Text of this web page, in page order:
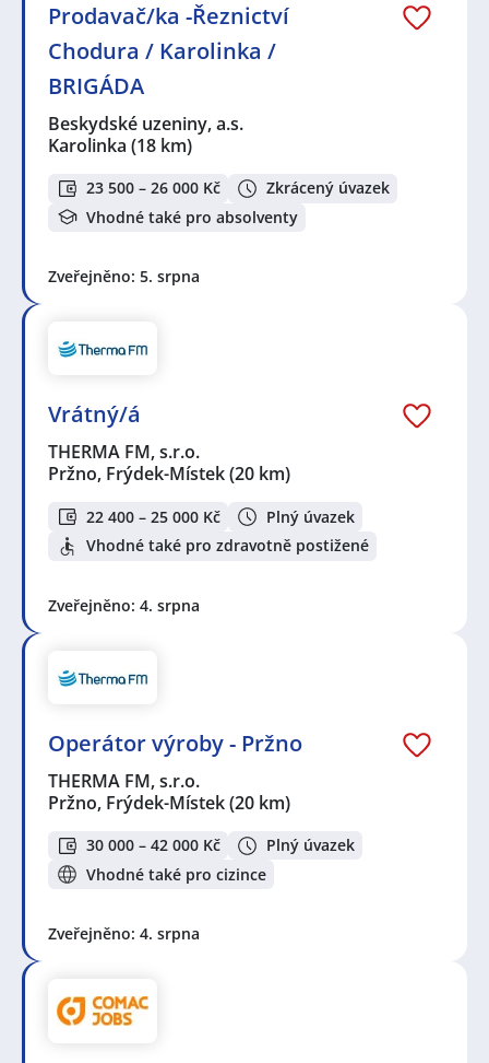
Prodavač/ka -Řeznictví
Chodura / Karolinka /
BRIGÁDA
Beskydské uzeniny, a.s.
Karolinka (18 km)
23 500 – 26 000 Kč
Zkrácený úvazek
Vhodné také pro absolventy
Zveřejněno: 5. srpna
Vrátný/á
THERMA FM, s.r.o.
Pržno, Frýdek-Místek(20 km)
22 400 – 25 000 Kč
Plný úvazek
Vhodné také pro zdravotně postižené
Zveřejněno: 4. srpna
Operátor výroby - Pržno
THERMA FM, s.r.o.
Pržno, Frýdek-Místek(20 km)
30 000 – 42 000 Kč
Plný úvazek
Vhodné také pro cizince
Zveřejněno: 4. srpna